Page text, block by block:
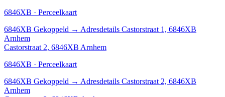
6846XB · Perceelkaart
6846XB Gekoppeld → Adresdetails Castorstraat 1, 6846XB
Arnhem
Castorstraat 2, 6846XB Arnhem
6846XB · Perceelkaart
6846XB Gekoppeld → Adresdetails Castorstraat 2, 6846XB
Arnhem